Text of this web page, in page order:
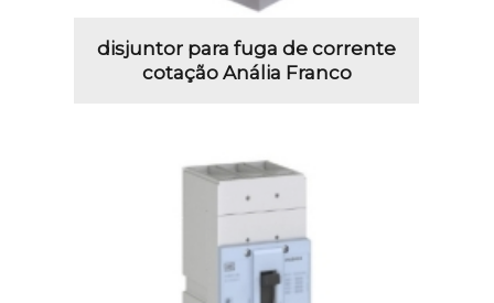
disjuntor para fuga de corrente
cotação Anália Franco